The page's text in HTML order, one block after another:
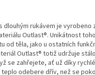
rukávem je vyrobeno
Outlast®. Unikátnost
od těla, jako u ostatních
Outlast® totiž udržuje
se zahřejete, ať už díky
odebere dřív, než se